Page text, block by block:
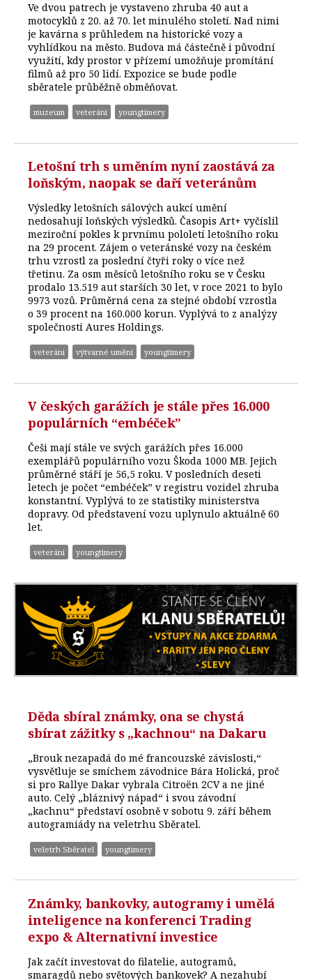
Ve dvou patrech je vystaveno zhruba 40 aut a
motocyklů z 20. až 70. let minulého století. Nad nimi
je kavárna s průhledem na historické vozy a
vyhlídkou na město. Budova má částečně i původní
využití, kdy prostor v přízemí umožňuje promítání
filmů až pro 50 lidí. Expozice se bude podle
sběratele průběžně obměňovat.
muzeum veteráni youngtimery
Letošní trh s uměním nyní zaostává za
loňským, naopak se daří veteránům
Výsledky letošních sálových aukcí umění
nedosahují loňských výsledků. Časopis Art+ vyčíslil
meziroční pokles k prvnímu pololetí letošního roku
na 29 procent. Zájem o veteránské vozy na českém
trhu vzrostl za poslední čtyři roky o více než
třetinu. Za osm měsíců letošního roku se v Česku
prodalo 13.519 aut starších 30 let, v roce 2021 to bylo
9973 vozů. Průměrná cena za stejné období vzrostla
o 39 procent na 160.000 korun. Vyplývá to z analýzy
společnosti Aures Holdings.
veteráni výtvarné umění youngtimery
V českých garážích je stále přes 16.000
populárních “embéček”
Češi mají stále ve svých garážích přes 16.000
exemplářů populárního vozu Škoda 1000 MB. Jejich
průměrné stáří je 56,5 roku. V posledních deseti
letech je počet “embéček” v registru vozidel zhruba
konstantní. Vyplývá to ze statistiky ministerstva
dopravy. Od představení vozu uplynulo aktuálně 60
let.
veteráni youngtimery
Děda sbíral známky, ona se chystá
sbírat zážitky s „kachnou“ na Dakaru
„Brouk nezapadá do mé francouzské závislosti,“
vysvětluje se smíchem závodnice Bára Holická, proč
si pro Rallye Dakar vybrala Citroën 2CV a ne jiné
auto. Celý „bláznivý nápad“ i svou závodní
„kachnu“ představí osobně v sobotu 9. září během
autogramiády na veletrhu Sběratel.
veletrh Sběratel youngtimery
Známky, bankovky, autogramy i umělá
inteligence na konferenci Trading
expo & Alternativní investice
Jak začít investovat do filatelie, autogramů,
smaragdů nebo světových bankovek? A nezahubí